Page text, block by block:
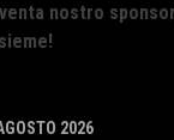
nostro
2026